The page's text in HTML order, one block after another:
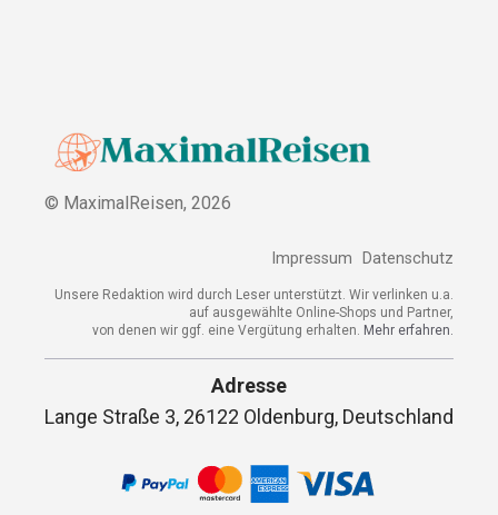
© MaximalReisen, 2026
Impressum Datenschutz
Unsere Redaktion wird durch Leser unterstützt. Wir verlinken u.a.
auf ausgewählte Online-Shops und Partner,
von denen wir ggf. eine Vergütung erhalten. Mehr erfahren.
Adresse
Lange Straße 3, 26122 Oldenburg, Deutschland